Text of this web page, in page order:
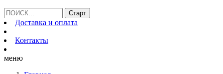
Доставка и оплата
Контакты
меню